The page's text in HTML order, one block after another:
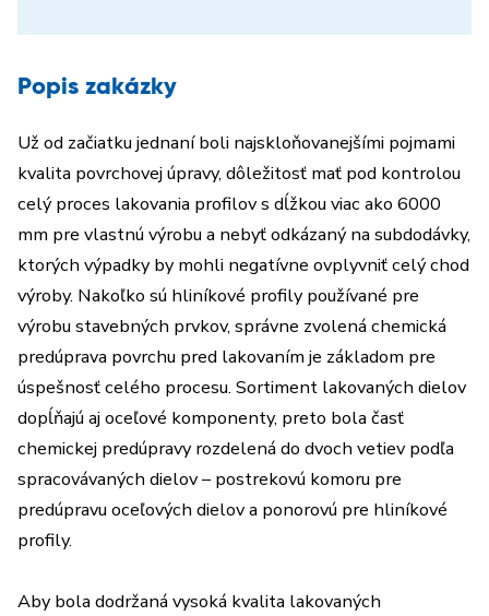
Popis zakázky
Už od začiatku jednaní boli najskloňovanejšími pojmami
kvalita povrchovej úpravy, dôležitosť mať pod kontrolou
celý proces lakovania profilov s dĺžkou viac ako 6000
mm pre vlastnú výrobu a nebyť odkázaný na subdodávky,
ktorých výpadky by mohli negatívne ovplyvniť celý chod
výroby. Nakoľko sú hliníkové profily používané pre
výrobu stavebných prvkov, správne zvolená chemická
predúprava povrchu pred lakovaním je základom pre
úspešnosť celého procesu. Sortiment lakovaných dielov
dopĺňajú aj oceľové komponenty, preto bola časť
chemickej predúpravy rozdelená do dvoch vetiev podľa
spracovávaných dielov – postrekovú komoru pre
predúpravu oceľových dielov a ponorovú pre hliníkové
profily.
Aby bola dodržaná vysoká kvalita lakovaných